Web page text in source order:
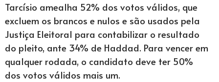
Tarcísio amealha 52% dos votos válidos, que
excluem os brancos e nulos e são usados pela
Justiça Eleitoral para contabilizar o resultado
do pleito, ante 34% de Haddad. Para vencer em
qualquer rodada, o candidato deve ter 50%
dos votos válidos mais um.